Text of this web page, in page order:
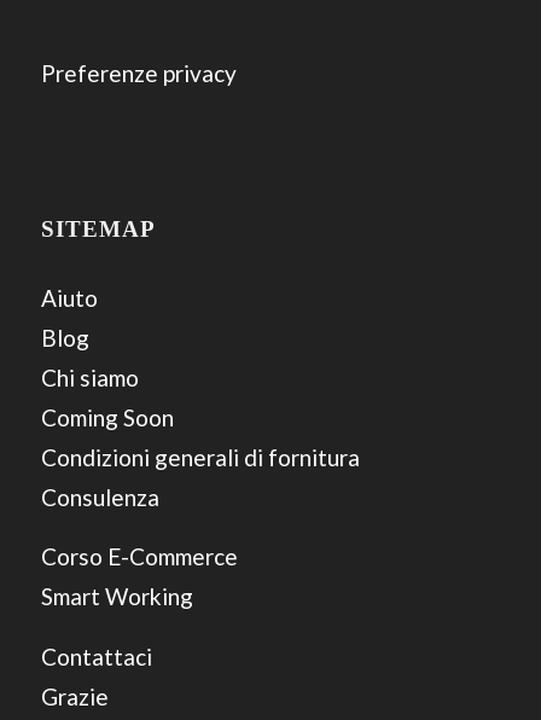
Preferenze privacy
SITEMAP
Aiuto
Blog
Chi siamo
Coming Soon
Condizioni generali di fornitura
Consulenza
Corso E-Commerce
Smart Working
Contattaci
Grazie